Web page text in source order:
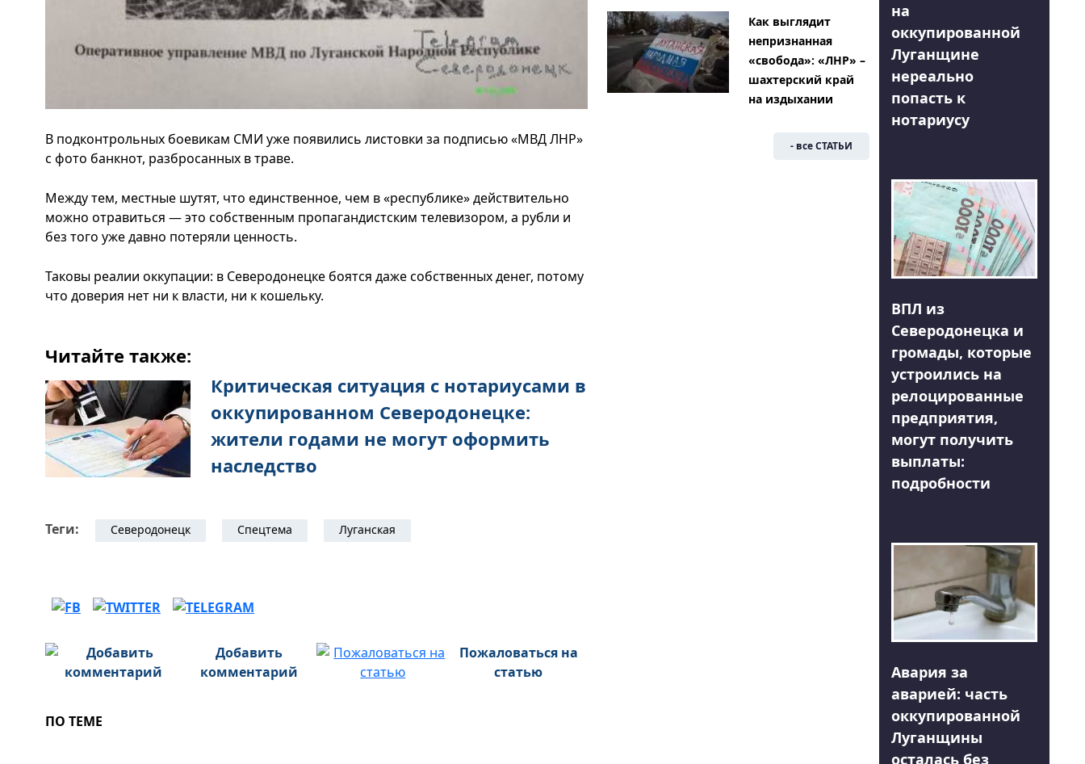
В подконтрольных боевикам СМИ уже появились листовки за подписью «МВД ЛНР»
с фото банкнот, разбросанных в траве.
Между тем, местные шутят, что единственное, чем в «республике» действительно
можно отравиться — это собственным пропагандистским телевизором, а рубли и
без того уже давно потеряли ценность.
Таковы реалии оккупации: в Северодонецке боятся даже собственных денег, потому
что доверия нет ни к власти, ни к кошельку.
Читайте также:
Критическая ситуация с нотариусами в
оккупированном Северодонецке:
жители годами не могут оформить
наследство
Теги: Северодонецк Спецтема Луганская
Добавить
комментарий
Пожаловаться на
статью
ПО ТЕМЕ
Как выглядит
непризнанная
«свобода»: «ЛНР» –
шахтерский край
на издыхании
- все СТАТЬИ
на
оккупированной
Луганщине
нереально
попасть к
нотариусу
ВПЛ из
Северодонецка и
громады, которые
устроились на
релоцированные
предприятия,
могут получить
выплаты:
подробности
Авария за
аварией: часть
оккупированной
Луганщины
осталась без